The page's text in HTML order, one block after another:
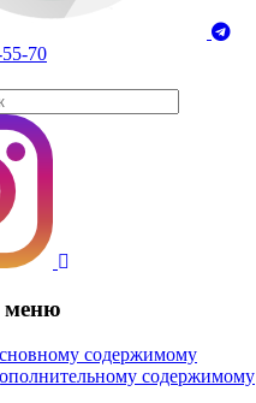
70
меню
содержимому
содержимому